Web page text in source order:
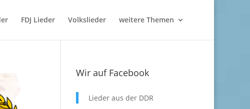
FDJ Lieder Volkslieder weitere Themen
Wir auf Facebook
Lieder aus der DDR